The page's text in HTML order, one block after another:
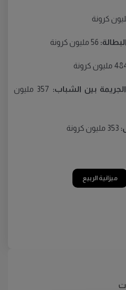
بين الشباب:
357 مليون
ميزانية الربيع